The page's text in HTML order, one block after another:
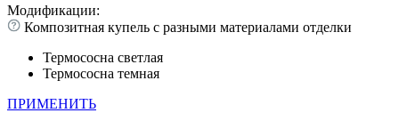
Модификации:
Композитная купель с разными материалами отделки
Термососна светлая
Термососна темная
ПРИМЕНИТЬ